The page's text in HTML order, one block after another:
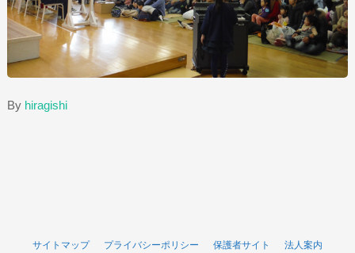
By hiragishi
サイトマップ プライバシーポリシー 保護者サイト 法人案内